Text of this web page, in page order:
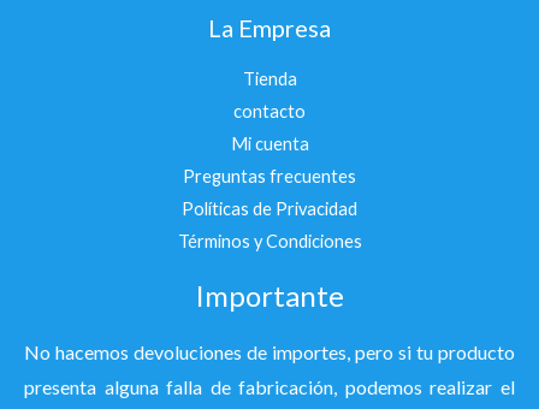
La Empresa
Tienda
contacto
Mi cuenta
Preguntas frecuentes
Políticas de Privacidad
Términos y Condiciones
Importante
No hacemos devoluciones de importes, pero si tu producto
presenta alguna falla de fabricación, podemos realizar el